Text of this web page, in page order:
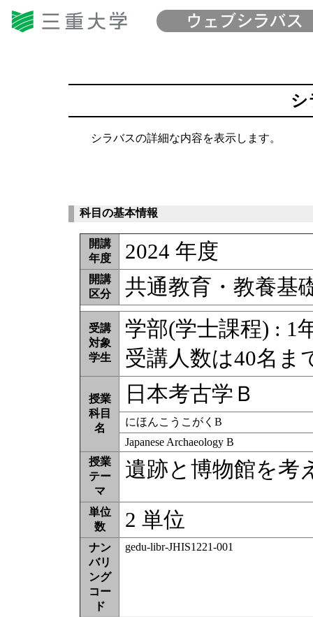
シ
シラバスの詳細な内容を表示します。
科目の基本情報
開講
年度
2024 年度
開講
区分
共通教育・教養基
受講
対象
学生
学部(学士課程) : 1
受講人数は40名ま
授業
科目
名
日本考古学Ｂ
にほんこうこがくB
Japanese Archaeology B
授業
テー
マ
遺跡と博物館を考
単位
数
2 単位
ナン
バリ
ング
コー
ド
gedu-libr-JHIS1221-001